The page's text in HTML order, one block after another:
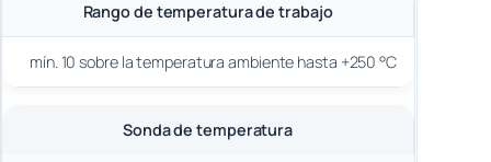
Rango de temperatura de trabajo
mín. 10 sobre la temperatura ambiente hasta +250 °C
Sonda de temperatura